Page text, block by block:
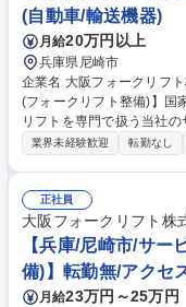
(自動車/輸送機器)
月給20万円以上
兵庫県尼崎市
企業名 大阪フォークリフト株式会社 求人名 【尼崎市/
(フォークリフト整備)】国家資格取得
リフトを専門で扱う当社
場や物流倉庫など)での整
提案なども行います。現地
修理をします。■長期出張
本社に出社し、サービス
本社に戻ります。平均残
はひとり立ち後想定。入社後す
崎市/サービスエンジニア(
業界未経験歓迎 転勤なし
正社員
大阪フォークリフト株
【兵庫/尼崎市/サー
備)】転勤無/アクセ
月給23万円～25万円